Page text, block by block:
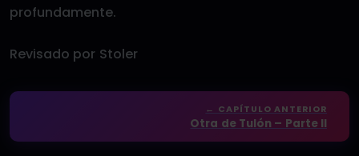
profundamente.
Revisado por Stoler
← CAPÍTULO ANTERIOR
Otra de Tulón – Parte II